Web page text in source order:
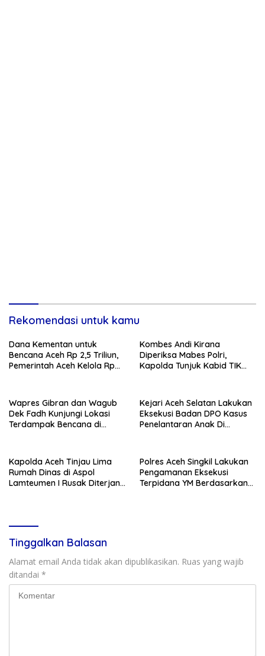
Rekomendasi untuk kamu
Dana Kementan untuk
Bencana Aceh Rp 2,5 Triliun,
Pemerintah Aceh Kelola Rp
Kombes Andi Kirana
Diperiksa Mabes Polri,
Kapolda Tunjuk Kabid TIK
Wapres Gibran dan Wagub
Dek Fadh Kunjungi Lokasi
Terdampak Bencana di
Kejari Aceh Selatan Lakukan
Eksekusi Badan DPO Kasus
Penelantaran Anak Di
Kapolda Aceh Tinjau Lima
Rumah Dinas di Aspol
Lamteumen I Rusak Diterjang
Polres Aceh Singkil Lakukan
Pengamanan Eksekusi
Terpidana YM Berdasarkan
Tinggalkan Balasan
Alamat email Anda tidak akan dipublikasikan. Ruas yang wajib
ditandai *